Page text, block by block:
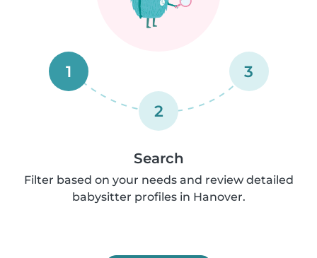
1
2
3
Search
Filter based on your needs and review detailed
babysitter profiles in Hanover.